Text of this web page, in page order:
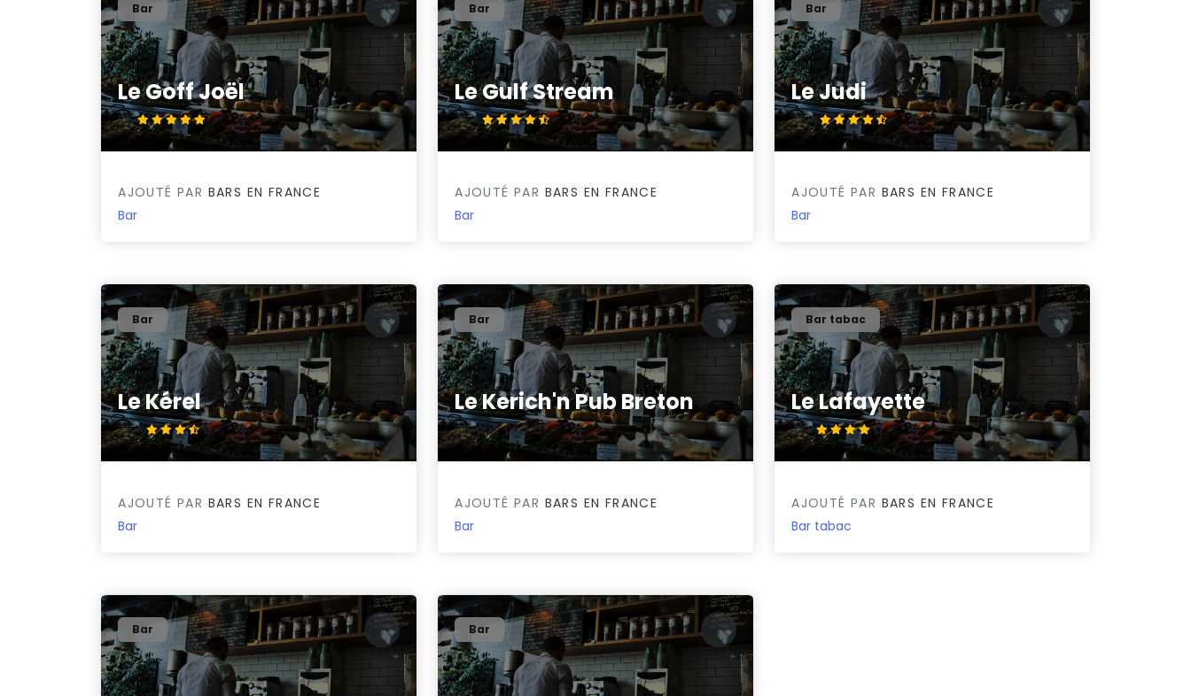
Le Goff Joël
5/5
Bar
AJOUTÉ PAR BARS EN FRANCE
Bar
Le Gulf Stream
4.5/5
Bar
AJOUTÉ PAR BARS EN FRANCE
Bar
Le Judi
4.8/5
Bar
AJOUTÉ PAR BARS EN FRANCE
Bar
Le Kérel
3.8/5
Bar
AJOUTÉ PAR BARS EN FRANCE
Bar
Le Kerich'n Pub Breton
0/5
Bar
AJOUTÉ PAR BARS EN FRANCE
Bar
Le Lafayette
4.1/5
Bar tabac
AJOUTÉ PAR BARS EN FRANCE
Bar tabac
Bar Bar